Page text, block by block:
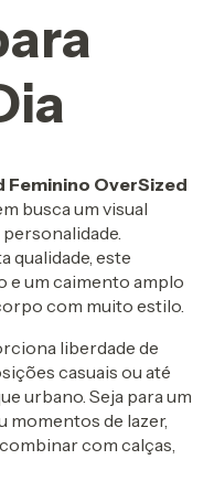
Feminino OverSized
busca um visual
qualidade, este
e um caimento amplo
com muito estilo.
liberdade de
casuais ou até
urbano. Seja para um
momentos de lazer,
com calças,